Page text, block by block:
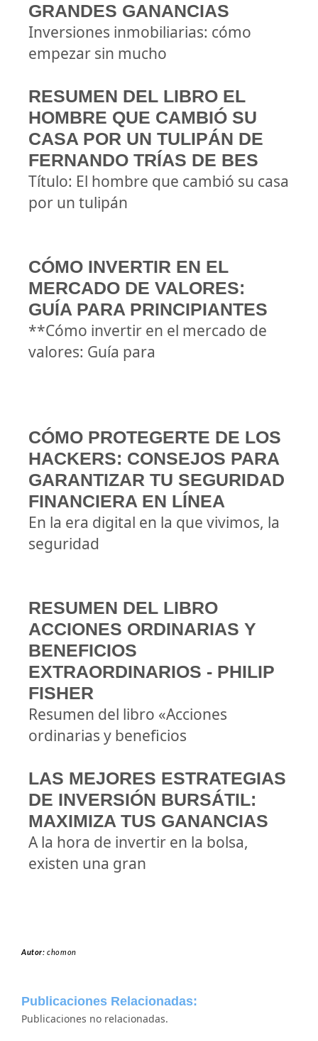
GRANDES GANANCIAS
Inversiones inmobiliarias: cómo
empezar sin mucho
RESUMEN DEL LIBRO EL
HOMBRE QUE CAMBIÓ SU
CASA POR UN TULIPÁN DE
FERNANDO TRÍAS DE BES
Título: El hombre que cambió su casa
por un tulipán
CÓMO INVERTIR EN EL
MERCADO DE VALORES:
GUÍA PARA PRINCIPIANTES
**Cómo invertir en el mercado de
valores: Guía para
CÓMO PROTEGERTE DE LOS
HACKERS: CONSEJOS PARA
GARANTIZAR TU SEGURIDAD
FINANCIERA EN LÍNEA
En la era digital en la que vivimos, la
seguridad
RESUMEN DEL LIBRO
ACCIONES ORDINARIAS Y
BENEFICIOS
EXTRAORDINARIOS - PHILIP
FISHER
Resumen del libro «Acciones
ordinarias y beneficios
LAS MEJORES ESTRATEGIAS
DE INVERSIÓN BURSÁTIL:
MAXIMIZA TUS GANANCIAS
A la hora de invertir en la bolsa,
existen una gran
Autor:chomon
Publicaciones Relacionadas:
Publicaciones no relacionadas.